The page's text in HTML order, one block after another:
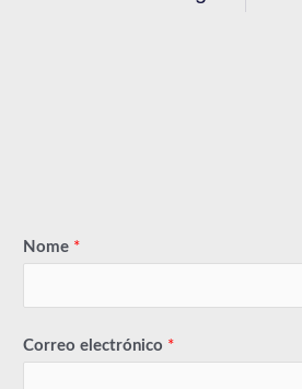
Nome *
Correo electrónico *